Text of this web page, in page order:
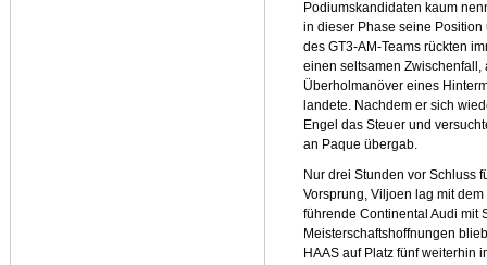
Podiumskandidaten kaum
in dieser Phase seine
des GT3-AM-Teams rückten
einen seltsamen
Überholmanöver eines
landete. Nachdem er sich
Engel das Steuer und
an Paque übergab.
Nur drei Stunden vor Schluss
Vorsprung, Viljoen lag mit
führende Continental Audi mit
Meisterschaftshoffnungen
HAAS auf Platz fünf weiterhin